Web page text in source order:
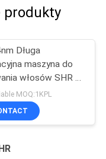
produkty
Długa
maszyna do
włosów SHR Q
Nd Yag Laser do
tatuaży
MOQ:1KPL